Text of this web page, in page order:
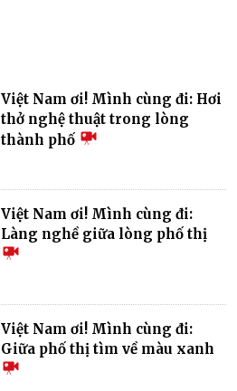
Việt Nam ơi! Mình cùng đi: Hơi
thở nghệ thuật trong lòng
thành phố
Việt Nam ơi! Mình cùng đi:
Làng nghề giữa lòng phố thị
Việt Nam ơi! Mình cùng đi:
Giữa phố thị tìm về màu xanh